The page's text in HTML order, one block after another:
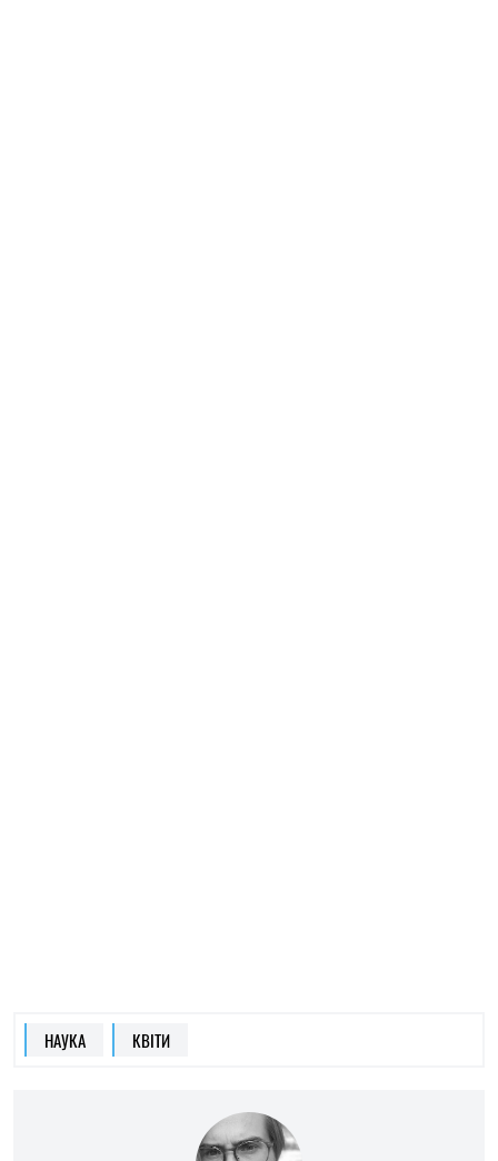
гори Подніпров'я, Курсу лекцій: Культова